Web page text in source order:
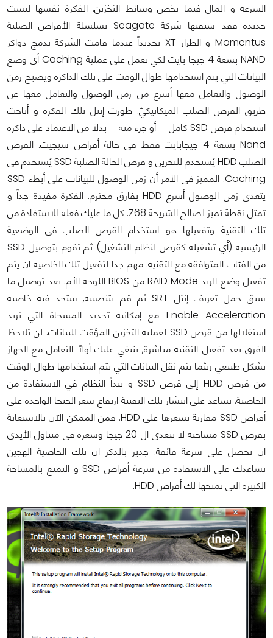
السرعة و المال فيما يخص وسائط التخزين. الفكرة نفسها ليست
جديدة فقد سبقتها شركة Seagate بسلسلة الأقراص الصلبة
Momentus و الطراز XT تحديداً عندما قامت الشركة بدمج ذواكر
NAND بسعة 4 جيجا بايت لكي تعمل على عملية Caching أي وضع
البيانات التي يتم استخدامها طوال الوقت على تلك الذاكرة ويصبح زمن
الوصول والتعامل معها أسرع من زمن الوصول والتعامل معها عن
طريق القرص الصلب الميكانيكيّ. طورت إنتل تلك الفكرة و أتاحت
استخدام قرص SSD كامل --أو جزء منه-- بدلاً من الاعتماد على ذاكرة
Nand بسعة 4 جيجابايت فقط في حالة أقراص سيجيت. القرص
الصلب HDD يُستخدم للتخزين و قرص الحالة الصلبة SSD يُستخدم فى
Caching. المميز في الأمر أن زمن الوصول للبيانات على أبطء SSD
يتعدى زمن الوصول أسرع HDD بفارق محترم. الفكرة مفيدة جداً و
تمثل نقطة تميز لصالح الشريحة Z68. كل ما عليك فعله للاستفادة من
تلك التقنية وتفعيلها هو استخدام القرص الصلب فى الوضعية
الرئيسية (أي تشغيله كقرص لنظام التشغيل) ثم تقوم بتوصيل SSD
من الفئات المتوافقة مع التقنية. مهم جدا لتفعيل تلك الخاصية ان يتم
تفعيل وضع الريد RAID Mode من BIOS اللوحة الأم. بعد توصيل ما
سبق حمل تعريف إنتل SRT ثم قم بتنصيبه, ستجد فيه خاصية
Enable Acceleration مع إمكانية تحديد المسحاة التي تريد
استغلالها من قرص SSD لعملية التخزين المؤقت للبيانات. لن تلاحظ
الفرق بعد تفعيل التقنية مباشرة, ينبغي عليك أولاً التعامل مع الجهاز
بشكل طبيعي ريثما يتم نقل البيانات التي يتم استخدامها طوال الوقت
من قرص HDD إلى قرص SSD و يبدأ النظام في الاستفادة من
الخاصية. يساعد على انتشار تلك التقنية ارتفاع سعر الجيجا الواحدة على
أقراص SSD مقارنة بسعرها على HDD. فمن الممكن الآن بالاستعانة
بقرص SSD مساحته لا تتعدى ال 20 جيجا وسعره فى متناول الأيدي
ان تحصل على سرعة فائقة. جدير بالذكر ان تلك الخاصية الهجين
تساعدك على الاستفادة من سرعة أقراص SSD و التمتع بالمساحة
الكبيرة التي تمنحها لك أقراص HDD.